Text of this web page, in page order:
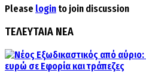
Please login to join discussion
ΤΕΛΕΥΤΑΙΑ ΝΕΑ